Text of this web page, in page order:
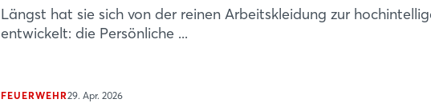
Längst hat sie sich von der reinen Arbeitskleidung zur
entwickelt: die Persönliche ...
FEUERWEHR29. Apr. 2026
Login